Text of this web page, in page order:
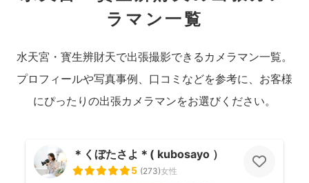
ラマン一覧
水天宮・寳生辨財天で出張撮影できるカメラマン一覧。
プロフィールや写真事例、口コミなどを参考に、お客様
にぴったりの出張カメラマンをお選びください。
＊くぼたさよ＊( kubosayo ）
5 (273)女性